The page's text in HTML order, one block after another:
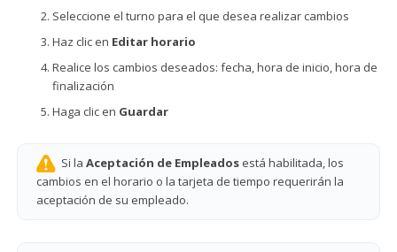
Seleccione el turno para el que desea realizar cambios
Haz clic en Editar horario
Realice los cambios deseados: fecha, hora de inicio, hora de
finalización
Haga clic en Guardar
Si la Aceptación de Empleadosestá habilitada, los
cambios en el horario o la tarjeta de tiempo requerirán la
aceptación de su empleado.